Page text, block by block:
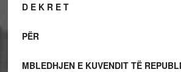
D E K R E T
PËR
MBLEDHJEN E KUVENDIT TË